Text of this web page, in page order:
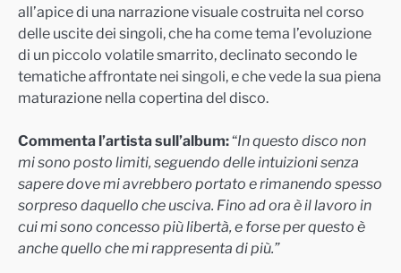
all’apice di una narrazione visuale costruita nel corso
delle uscite dei singoli, che ha come tema l’evoluzione
di un piccolo volatile smarrito, declinato secondo le
tematiche affrontate nei singoli, e che vede la sua piena
maturazione nella copertina del disco.
Commenta l’artista sull’album:“In questo disco non
mi sono posto limiti, seguendo delle intuizioni senza
sapere dove mi avrebbero portato e rimanendo spesso
sorpreso daquello che usciva. Fino ad ora è il lavoro in
cui mi sono concesso più libertà, e forse per questo è
anche quello che mi rappresenta di più.”